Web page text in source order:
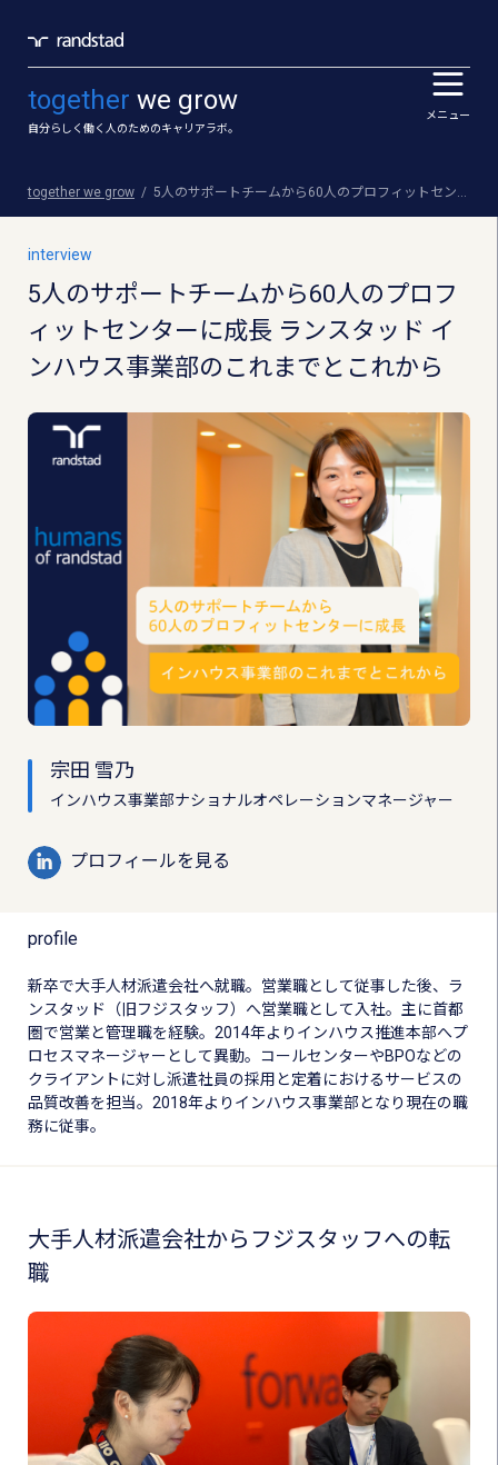
together we grow
自分らしく働く人のためのキャリアラボ。
メニュー
together we grow 5人のサポートチームから60人のプロフィットセンターに成長 ランスタッド インハウス事業部のこれまでとこれから
interview
5人のサポートチームから60人のプロフ
ィットセンターに成長 ランスタッド イ
ンハウス事業部のこれまでとこれから
宗田 雪乃
インハウス事業部ナショナルオペレーションマネージャー
プロフィールを見る
profile
新卒で大手人材派遣会社へ就職。営業職として従事した後、ラ
ンスタッド（旧フジスタッフ）へ営業職として入社。主に首都
圏で営業と管理職を経験。2014年よりインハウス推進本部へプ
ロセスマネージャーとして異動。コールセンターやBPOなどの
クライアントに対し派遣社員の採用と定着におけるサービスの
品質改善を担当。2018年よりインハウス事業部となり現在の職
務に従事。
大手人材派遣会社からフジスタッフへの転
職